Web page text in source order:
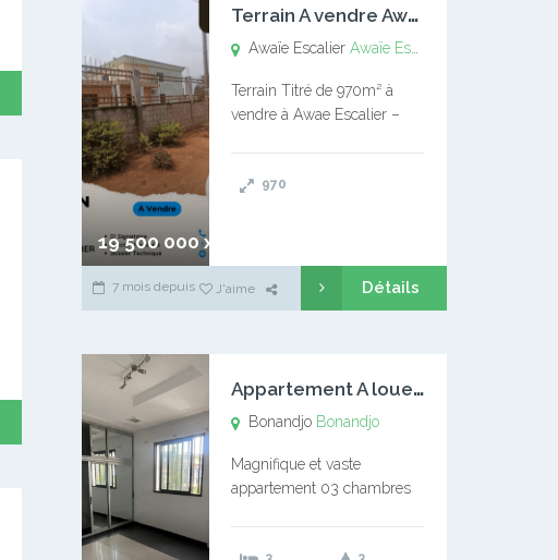
19 500 000 xaf
T
errain A vendre Awaïe Escalier
Awaïe EscalierAwaïe Escalier
Terrain Titré de 970m² à
vendre à Awae Escalier –
l’Université Catholique –
970
7 mois depuis J'aime Détails
A
ppartement A louer Bonandjo
Bonandjo Bonandjo
Magnifique et vaste
appartement 03 chambres